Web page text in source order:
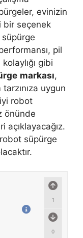
evinizin
bir seçenek
pil
gibi
markası,
uygun
robot
önünde
açıklayacağız.
süpürge
1
0